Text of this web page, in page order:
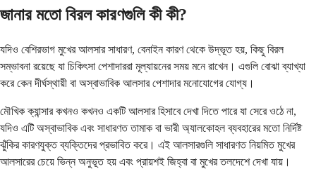
জানার মতো বিরল কারণগুলি কী কী?
যদিও বেশিরভাগ মুখের আলসার সাধারণ, বেনাইন কারণ থেকে উদ্ভূত হয়, কিছু বিরল
সম্ভাবনা রয়েছে যা চিকিৎসা পেশাদাররা মূল্যায়নের সময় মনে রাখেন। এগুলি বোঝা ব্যাখ্যা
করে কেন দীর্ঘস্থায়ী বা অস্বাভাবিক আলসার পেশাদার মনোযোগের যোগ্য।
মৌখিক ক্যান্সার কখনও কখনও একটি আলসার হিসাবে দেখা দিতে পারে যা সেরে ওঠে না,
যদিও এটি অস্বাভাবিক এবং সাধারণত তামাক বা ভারী অ্যালকোহল ব্যবহারের মতো নির্দিষ্ট
ঝুঁকির কারণযুক্ত ব্যক্তিদের প্রভাবিত করে। এই আলসারগুলি সাধারণত নিয়মিত মুখের
আলসারের চেয়ে ভিন্ন অনুভূত হয় এবং প্রায়শই জিহ্বা বা মুখের তলদেশে দেখা যায়।